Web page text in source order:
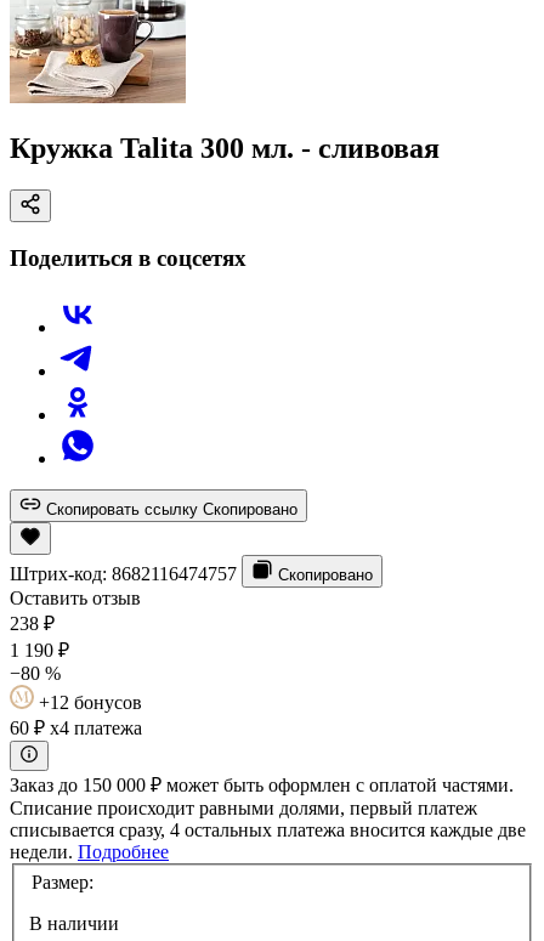
Кружка Talita 300 мл. - сливовая
Поделиться в соцсетях
Скопировать ссылку Скопировано
Штрих-код: 8682116474757 Скопировано
Оставить отзыв
238 ₽
1 190 ₽
−80 %
+12 бонусов
60 ₽ x4 платежа
Заказ до 150 000 ₽ может быть оформлен с оплатой частями.
Списание происходит равными долями, первый платеж
списывается сразу, 4 остальных платежа вносится каждые две
недели. Подробнее
Размер:
В наличии